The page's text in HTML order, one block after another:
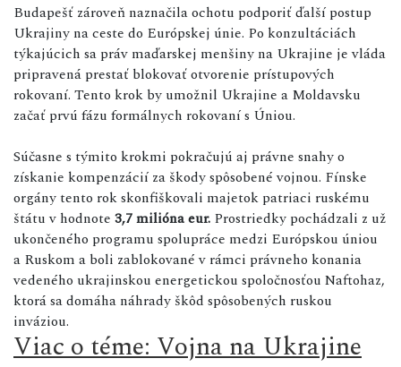
Budapešť zároveň naznačila ochotu podporiť ďalší postup
Ukrajiny na ceste do Európskej únie. Po konzultáciách
týkajúcich sa práv maďarskej menšiny na Ukrajine je vláda
pripravená prestať blokovať otvorenie prístupových
rokovaní. Tento krok by umožnil Ukrajine a Moldavsku
začať prvú fázu formálnych rokovaní s Úniou.
Súčasne s týmito krokmi pokračujú aj právne snahy o
získanie kompenzácií za škody spôsobené vojnou. Fínske
orgány tento rok skonfiškovali majetok patriaci ruskému
štátu v hodnote 3,7 milióna eur. Prostriedky pochádzali z už
ukončeného programu spolupráce medzi Európskou úniou
a Ruskom a boli zablokované v rámci právneho konania
vedeného ukrajinskou energetickou spoločnosťou Naftohaz,
ktorá sa domáha náhrady škôd spôsobených ruskou
inváziou.
Viac o téme: Vojna na Ukrajine